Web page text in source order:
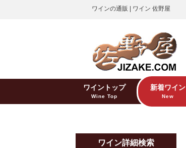
ワインの通販 | ワイン 佐野屋
ワイントップ
Wine Top
新着ワイン
New
ワイン詳細検索